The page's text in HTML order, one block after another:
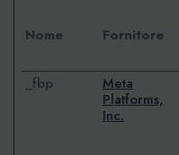
Nome Fornitore
_fbp
Meta
Platforms,
Inc.